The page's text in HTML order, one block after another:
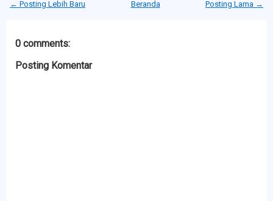
← Posting Lebih Baru Posting Lama →
Beranda
0 comments:
Posting Komentar